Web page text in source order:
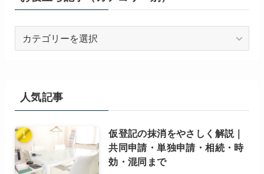
テ
ゴ
リ
人気記事
仮登記の抹消をやさしく解説｜
共同申請・単独申請・相続・時
効・混同まで